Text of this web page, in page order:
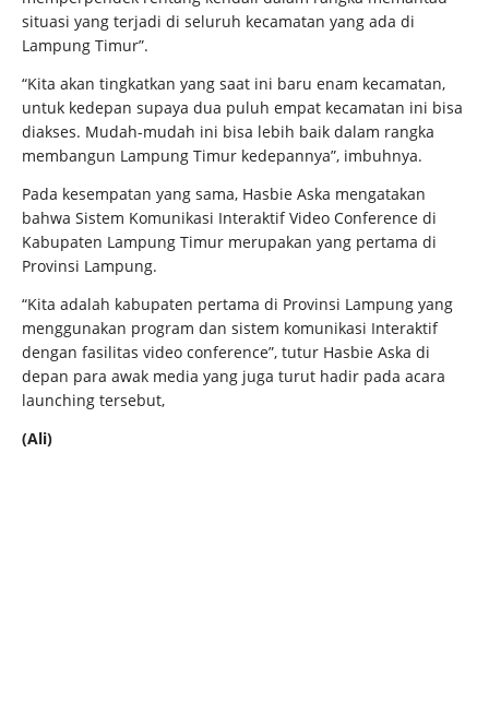
situasi yang terjadi di seluruh kecamatan yang ada di
Lampung Timur”.
“Kita akan tingkatkan yang saat ini baru enam kecamatan,
untuk kedepan supaya dua puluh empat kecamatan ini bisa
diakses. Mudah-mudah ini bisa lebih baik dalam rangka
membangun Lampung Timur kedepannya”, imbuhnya.
Pada kesempatan yang sama, Hasbie Aska mengatakan
bahwa Sistem Komunikasi Interaktif Video Conference di
Kabupaten Lampung Timur merupakan yang pertama di
Provinsi Lampung.
“Kita adalah kabupaten pertama di Provinsi Lampung yang
menggunakan program dan sistem komunikasi Interaktif
dengan fasilitas video conference”, tutur Hasbie Aska di
depan para awak media yang juga turut hadir pada acara
launching tersebut,
(Ali)